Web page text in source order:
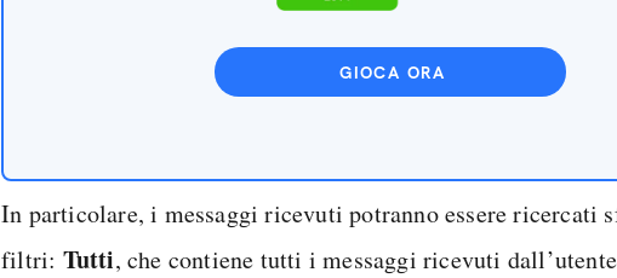
GIOCA ORA
In particolare, i messaggi ricevuti potranno essere ricercati
filtri: Tutti, che contiene tutti i messaggi ricevuti